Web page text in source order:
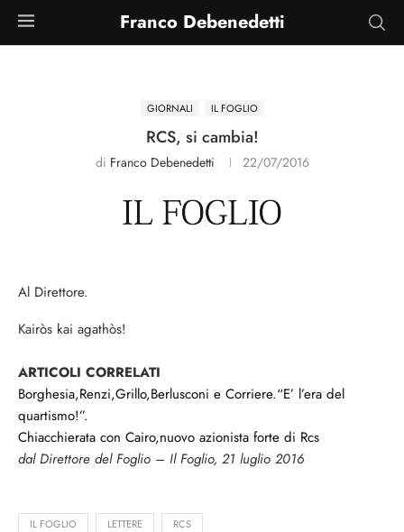
Franco Debenedetti
GIORNALI IL FOGLIO
RCS, si cambia!
di Franco Debenedetti 22/07/2016
Al Direttore.
Kairòs kai agathòs!
ARTICOLI CORRELATI
Borghesia,Renzi,Grillo,Berlusconi e Corriere.“E’ l’era del
quartismo!”.
Chiacchierata con Cairo,nuovo azionista forte di Rcs
dal Direttore del Foglio – Il Foglio, 21 luglio 2016
IL FOGLIO LETTERE RCS